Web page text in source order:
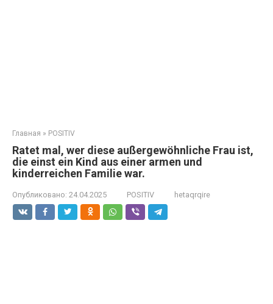
Главная » POSITIV
Ratet mal, wer diese außergewöhnliche Frau ist,
die einst ein Kind aus einer armen und
kinderreichen Familie war.
Опубликовано: 24.04.2025 POSITIV hetaqrqire